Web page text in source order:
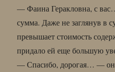
— Фаина Геракловна, с
сумма. Даже не заглянув в
превышает стоимость
придало ей еще большую
— Спасибо, дорогая… —